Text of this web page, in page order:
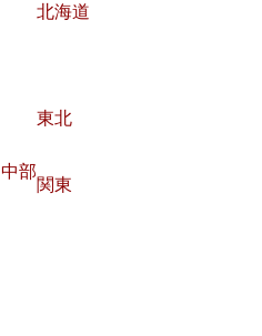
北海道
東北
中部
関東